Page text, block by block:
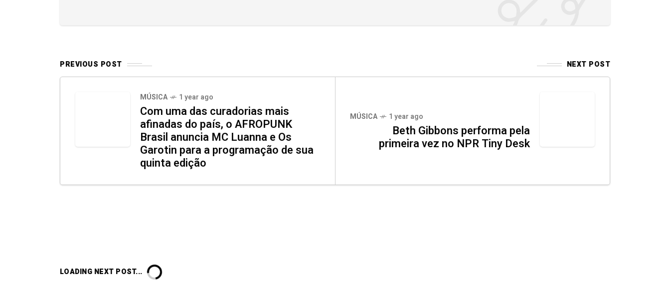
PREVIOUS POST NEXT POST
MÚSICA 1 year ago
Com uma das curadorias mais
afinadas do país, o AFROPUNK
Brasil anuncia MC Luanna e Os
Garotin para a programação de sua
quinta edição
MÚSICA 1 year ago
Beth Gibbons performa pela
primeira vez no NPR Tiny Desk
LOADING NEXT POST...